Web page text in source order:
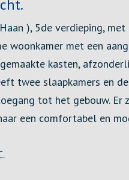
), 5de verdieping,
woonkamer met een
kasten,
twee slaapkamers en
tot het gebouw.
een comfortabel en